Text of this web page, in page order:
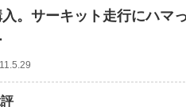
入。サーキット走行にハマ